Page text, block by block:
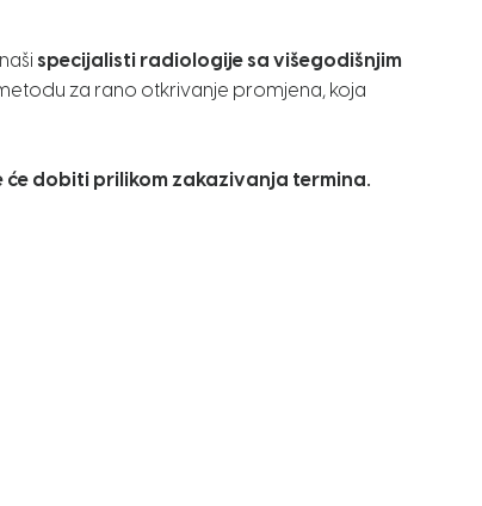
specijalisti radiologije sa višegodišnjim
za rano otkrivanje promjena, koja
dobiti prilikom zakazivanja termina.